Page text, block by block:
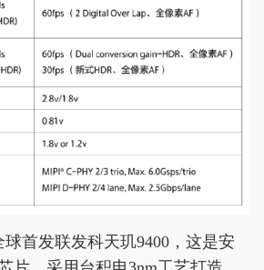
首发联发科天玑9400，这是安